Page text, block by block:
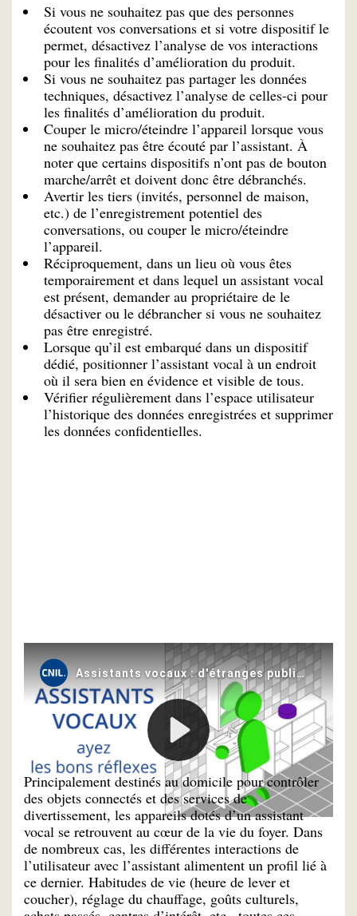
Si vous ne souhaitez pas que des personnes
écoutent vos conversations et si votre dispositif le
permet, désactivez l’analyse de vos interactions
pour les finalités d’amélioration du produit.
Si vous ne souhaitez pas partager les données
techniques, désactivez l’analyse de celles-ci pour
les finalités d’amélioration du produit.
Couper le micro/éteindre l’appareil lorsque vous
ne souhaitez pas être écouté par l’assistant. À
noter que certains dispositifs n’ont pas de bouton
marche/arrêt et doivent donc être débranchés.
Avertir les tiers (invités, personnel de maison,
etc.) de l’enregistrement potentiel des
conversations, ou couper le micro/éteindre
l’appareil.
Réciproquement, dans un lieu où vous êtes
temporairement et dans lequel un assistant vocal
est présent, demander au propriétaire de le
désactiver ou le débrancher si vous ne souhaitez
pas être enregistré.
Lorsque qu’il est embarqué dans un dispositif
dédié, positionner l’assistant vocal à un endroit
où il sera bien en évidence et visible de tous.
Vérifier régulièrement dans l’espace utilisateur
l’historique des données enregistrées et supprimer
les données confidentielles.
Contrôlez la monétisation de
votre intimité
Principalement destinés au domicile pour contrôler
des objets connectés et des services de
divertissement, les appareils dotés d’un assistant
vocal se retrouvent au cœur de la vie du foyer. Dans
de nombreux cas, les différentes interactions de
l’utilisateur avec l’assistant alimentent un profil lié à
ce dernier. Habitudes de vie (heure de lever et
coucher), réglage du chauffage, goûts culturels,